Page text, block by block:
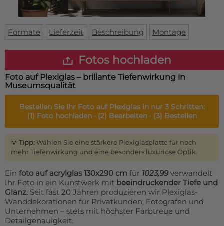
Fußmatte
Bodenmatte
Custom skateboard deck
Über uns
Login
WhatsApp
Formate Lieferzeit Beschreibung Montage
Fotos hochladen
Foto auf Plexiglas – brillante Tiefenwirkung in
Museumsqualität
Bestellen Sie Ihr Foto auf Plexiglasin nur 3 Schritten:
(1) Foto hochladen · (2) Bearbeiten · (3) Bestellen
💡Tipp:Wählen Sie eine stärkere Plexiglasplatte für noch
mehr Tiefenwirkung und eine besonders luxuriöse Optik.
Ein foto auf acrylglas 130x290 cm für 1023,99verwandelt
Ihr Foto in ein Kunstwerk mit beeindruckender Tiefe und
Glanz. Seit fast 20 Jahren produzieren wir Plexiglas-
Wanddekorationen für Privatkunden, Fotografen und
Unternehmen – stets mit höchster Farbtreue und
Detailgenauigkeit.